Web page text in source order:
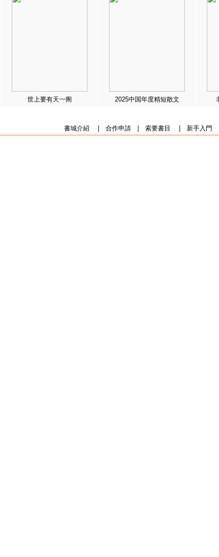
世上要有天一阁 2025中国年度精短散文
書城介紹 合作申請| 索要書目 新手入門